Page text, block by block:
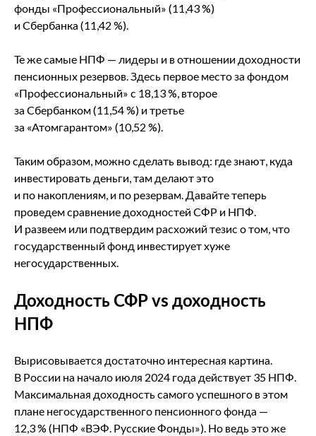
фонды «Профессиональный» (11,43 %)
и Сбербанка (11,42 %).
Те же самые НПФ — лидеры и в отношении доходности
пенсионных резервов. Здесь первое место за фондом
«Профессиональный» с 18,13 %, второе
за Сбербанком (11,54 %) и третье
за «Атомгарантом» (10,52 %).
Таким образом, можно сделать вывод: где знают, куда
инвестировать деньги, там делают это
и по накоплениям, и по резервам. Давайте теперь
проведем сравнение доходностей СФР и НПФ.
И развеем или подтвердим расхожий тезис о том, что
государственный фонд инвестирует хуже
негосударственных.
Доходность СФР vs доходность
НПФ
Вырисовывается достаточно интересная картина.
В России на начало июля 2024 года действует 35 НПФ.
Максимальная доходность самого успешного в этом
плане негосударственного пенсионного фонда —
12,3 % (НПФ «ВЭФ. Русские Фонды»). Но ведь это же